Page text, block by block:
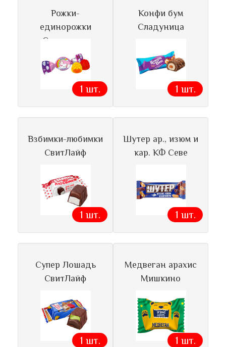
Рожки-
единорожки
Сладуница
1 шт.
Конфи бум
Сладуница
1 шт.
Взбимки-любимки
СвитЛайф
1 шт.
Шутер ар., изюм и
кар. КФ Севе
1 шт.
Супер Лошадь
СвитЛайф
1 шт.
Медвеган арахис
Мишкино
1 шт.